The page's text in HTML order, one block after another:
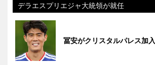
デラエスプリエジャ大統領が就任
冨安がクリスタルパレス加入